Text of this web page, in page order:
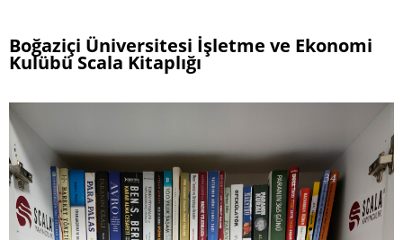
Boğaziçi Üniversitesi İşletme ve Ekonomi
Kulübü Scala Kitaplığı